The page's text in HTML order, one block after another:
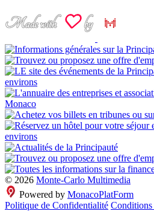
© 2026 Monte-Carlo Multimedia
Powered by MonacoPlatForm
Politique de Confidentialité Conditions